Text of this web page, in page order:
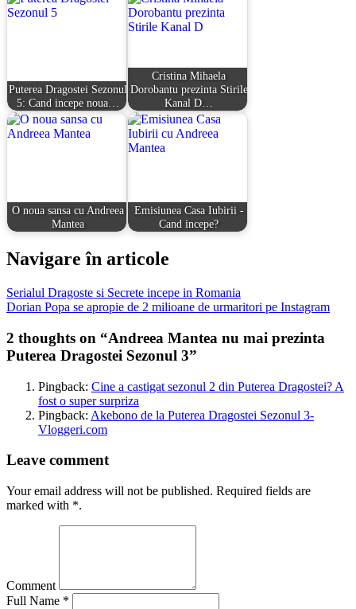
Puterea Dragostei Sezonul
5: Cand incepe noua…
Cristina Mihaela
Dorobantu prezinta Stirile
Kanal D…
O noua sansa cu Andreea
Mantea
Emisiunea Casa Iubirii -
Cand incepe?
Navigare în articole
Serialul Dragoste si Secrete incepe in Romania
Dorian Popa se apropie de 2 milioane de urmaritori pe Instagram
2 thoughts on “Andreea Mantea nu mai prezinta
Puterea Dragostei Sezonul 3”
Pingback: Cine a castigat sezonul 2 din Puterea Dragostei? A
fost o super surpriza
Pingback: Akebono de la Puterea Dragostei Sezonul 3-
Vloggeri.com
Leave comment
Your email address will not be published. Required fields are
marked with *.
Comment
Full Name *